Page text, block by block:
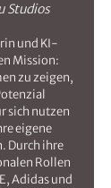
Studios
und KI-
Mission:
zu zeigen,
sich nutzen
eigene
Durch ihre
Rollen
Adidas und